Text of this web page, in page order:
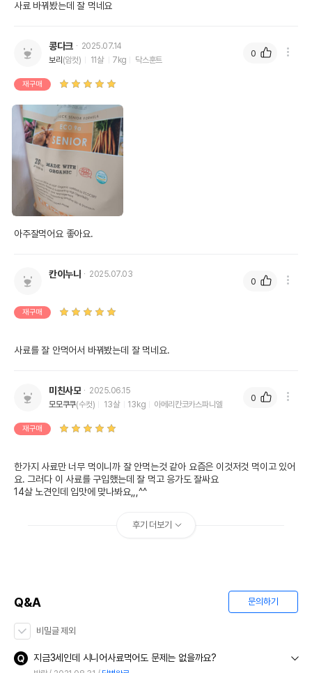
사료 바꿔봤는데 잘 먹네요
콩다크
2025.07.14
보리 (암컷) 11살 7kg 닥스훈트
재구매
아주잘먹어요 좋아요.
0
칸이누나 2025.07.03
재구매
사료를 잘 안먹어서 바꿔봤는데 잘 먹네요.
0
미친사모
2025.06.15
모모쿠쿠(수컷) 13살 13kg 아메리칸코카스파니엘
재구매
한가지 사료만 너무 먹이니까 잘 안먹는것 같아 요즘은 이것저것 먹이고 있어
요. 그러다 이 사료를 구입했는데 잘 먹고 응가도 잘싸요
14살 노견인데 입맛에 맞나봐요,,,^^
0
후기 더보기
Q&A 문의하기
비밀글 제외
지금3세인데 시니어사료먹어도 문제는 없을까요?